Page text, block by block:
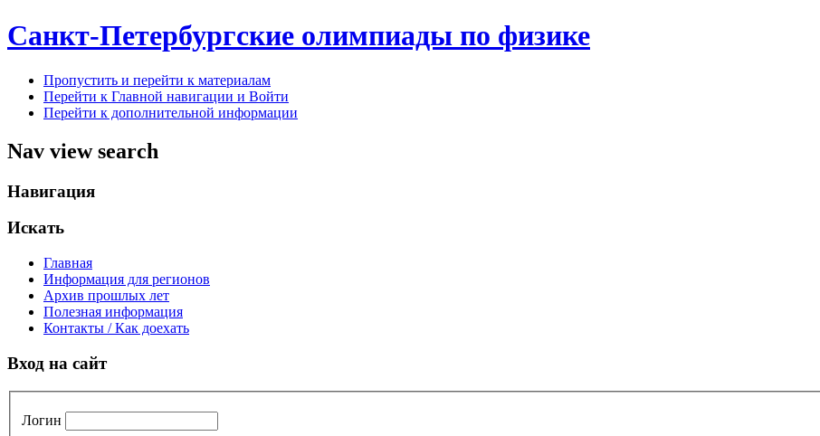
Санкт-Петербургские олимпиады по физике
Пропустить и перейти к материалам
Перейти к Главной навигации и Войти
Перейти к дополнительной информации
Nav view search
Навигация
Искать
Главная
Информация для регионов
Архив прошлых лет
Полезная информация
Контакты / Как доехать
Вход на сайт
Логин